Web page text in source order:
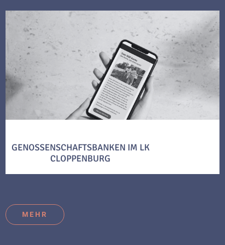
GENOSSENSCHAFTSBANKEN IM LK
CLOPPENBURG
MEHR